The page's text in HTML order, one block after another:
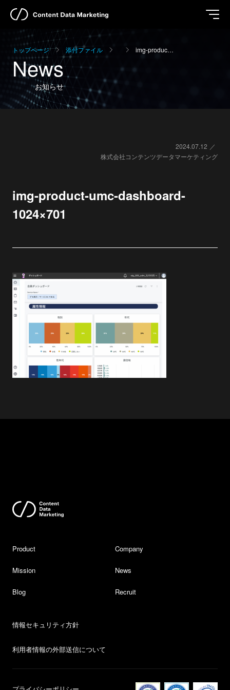
トップページ 添付ファイル img-produc…
News
お知らせ
2024.07.12
株式会社コンテンツデータマーケティング
img-product-umc-dashboard-
1024×701
Product Company
Mission News
Blog Recruit
情報セキュリティ方針
利用者情報の外部送信について